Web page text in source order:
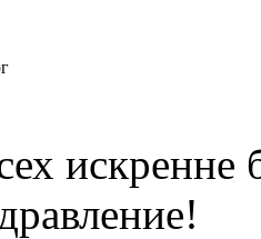
искренне